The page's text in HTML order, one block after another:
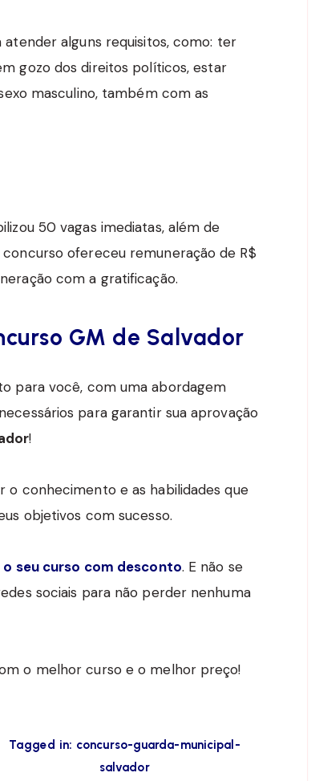
alguns requisitos, como: ter
gozo dos direitos políticos, estar
masculino, também com as
50 vagas imediatas, além de
ofereceu remuneração de R$
com a gratificação.
GM de Salvador
para você, com uma abordagem
para garantir sua aprovação
!
o conhecimento e as habilidades que
objetivos com sucesso.
o seu curso com desconto. E não se
sociais para não perder nenhuma
o melhor curso e o melhor preço!
Tagged in: concurso-guarda-municipal-
salvador